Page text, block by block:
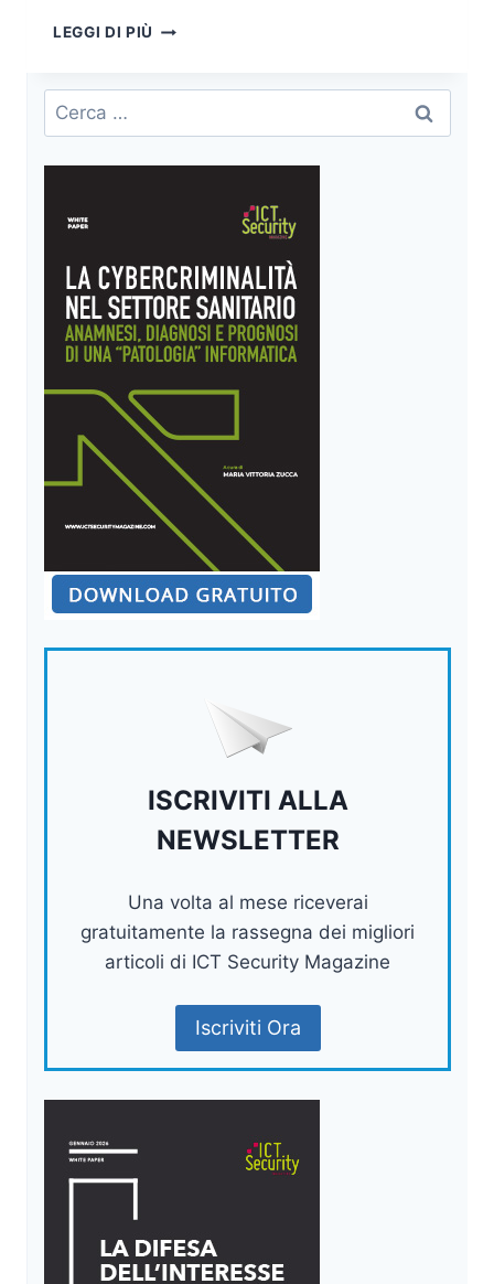
LEGGI DI PIÙ SVILUPPARE
RISPOSTA
INCIDENTI
SAAS
Ricerca
per:
ISCRIVITI ALLA
NEWSLETTER
Una volta al mese riceverai
gratuitamente la rassegna dei migliori
articoli di ICT Security Magazine
Iscriviti Ora